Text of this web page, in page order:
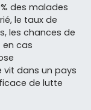
des malades
le taux de
les chances de
cas
vit dans un pays
de lutte